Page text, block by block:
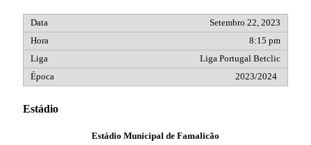
Setembro 22, 2023
8:15 pm
Liga Portugal Betclic
2023/2024
Estádio
Estádio Municipal de Famalicão